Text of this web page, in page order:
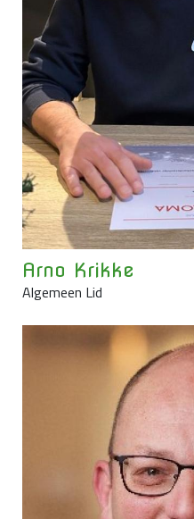
Arno Krikke
Algemeen Lid